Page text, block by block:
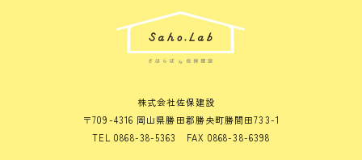
株式会社佐保建設
〒709-4316 岡山県勝田郡勝央町勝間田733-1
TEL 0868-38-5363 FAX 0868-38-6398